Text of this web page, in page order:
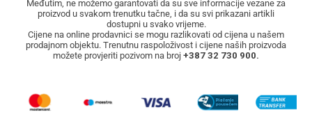
Međutim, ne možemo garantovati da su sve informacije vezane za
proizvod u svakom trenutku tačne, i da su svi prikazani artikli
dostupni u svako vrijeme.
Cijene na online prodavnici se mogu razlikovati od cijena u našem
prodajnom objektu. Trenutnu raspoloživost i cijene naših proizvoda
možete provjeriti pozivom na broj +387 32 730 900.